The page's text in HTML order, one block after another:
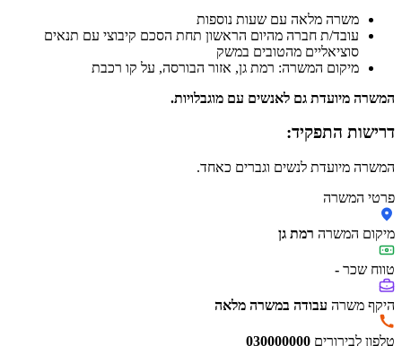
משרה מלאה עם שעות נוספות
עובד/ת חברה מהיום הראשון תחת הסכם קיבוצי עם תנאים
סוציאליים מהטובים במשק
מיקום המשרה: רמת גן, אזור הבורסה, על קו רכבת
המשרה מיועדת גם לאנשים עם מוגבלויות.
דרישות התפקיד:
המשרה מיועדת לנשים וגברים כאחד.
פרטי המשרה
מיקום המשרה רמת גן
טווח שכר -
היקף משרה עבודה במשרה מלאה
טלפון לבירורים 030000000